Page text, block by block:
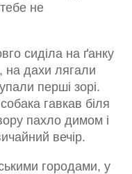
не
сиділа на ґанку
на дахи лягали
перші зорі.
гавкав біля
пахло димом і
вечір.
городами, у